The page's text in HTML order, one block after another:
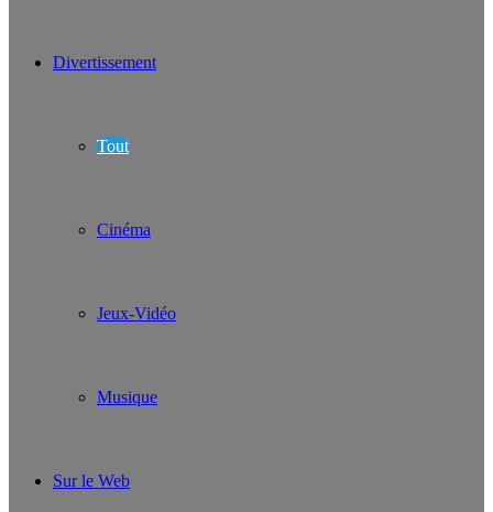
Divertissement
Tout
Cinéma
Jeux-Vidéo
Musique
Sur le Web